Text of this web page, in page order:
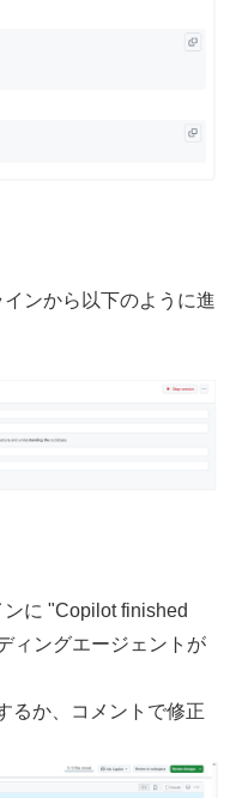
ンから以下のように進
に "Copilot finished
ィングエージェントが
るか、コメントで修正